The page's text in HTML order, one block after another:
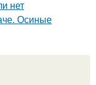
нет
Осиные